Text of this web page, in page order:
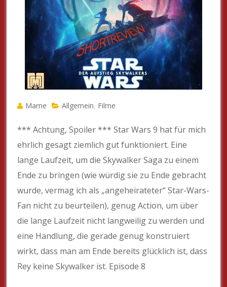
Marne Allgemein Filme
*** Achtung, Spoiler *** Star Wars 9 hat für mich
ehrlich gesagt ziemlich gut funktioniert. Eine
lange Laufzeit, um die Skywalker Saga zu einem
Ende zu bringen (wie würdig sie zu Ende gebracht
wurde, vermag ich als „angeheirateter“ Star-Wars-
Fan nicht zu beurteilen), genug Action, um über
die lange Laufzeit nicht langweilig zu werden und
eine Handlung, die gerade genug konstruiert
wirkt, dass man am Ende bereits glücklich ist, dass
Rey keine Skywalker ist. Episode 8